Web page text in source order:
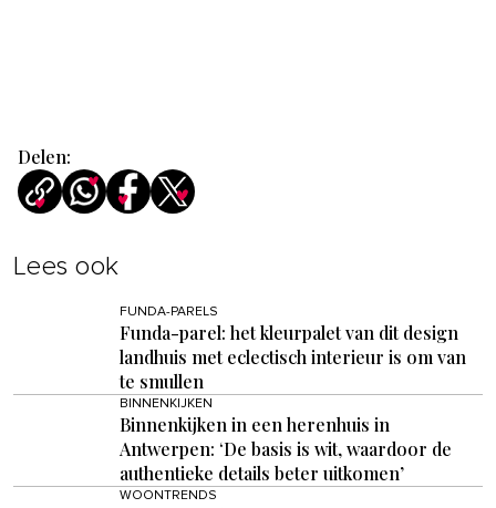
Delen:
Lees ook
FUNDA-PARELS
Funda-parel: het kleurpalet van dit design
landhuis met eclectisch interieur is om van
te smullen
BINNENKIJKEN
Binnenkijken in een herenhuis in
Antwerpen: ‘De basis is wit, waardoor de
authentieke details beter uitkomen’
WOONTRENDS